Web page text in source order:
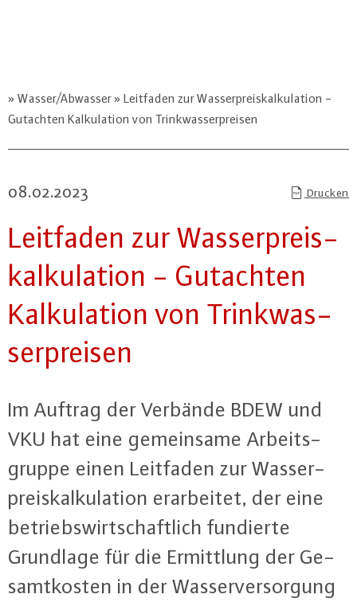
Wasser/Abwasser
Leitfaden zur Wasserpreiskalkulation -
Gutachten Kalkulation von Trinkwasserpreisen
08.02.2023 Drucken
Leitfaden zur Was­ser­preis­
kal­ku­la­ti­on - Gutachten
Kal­ku­la­ti­on von Trink­was­
ser­prei­sen
Im Auftrag der Verbände BDEW und
VKU hat eine ge­mein­sa­me Ar­beits­
grup­pe einen Leitfaden zur Was­ser­
preis­kal­ku­la­ti­on er­ar­bei­tet, der eine
be­triebs­wirt­schaft­lich fundierte
Grundlage für die Er­mitt­lung der Ge­
samt­kos­ten in der Was­ser­ver­sor­gung